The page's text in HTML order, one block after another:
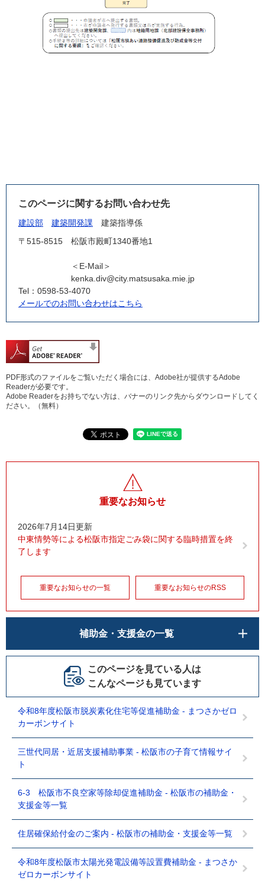
このページに関するお問い合わせ先
建設部 建築開発課
建築指導係
〒515-8515
松阪市殿町1340番地1
＜E-Mail＞
kenka.div@city.matsusaka.mie.jp
Tel：0598-53-4070
メールでのお問い合わせはこちら
PDF形式のファイルをご覧いただく場合には、Adobe社が提供するAdobe
Readerが必要です。
Adobe Readerをお持ちでない方は、バナーのリンク先からダウンロードしてく
ださい。（無料）
重要なお知らせ
2026年7月14日更新
中東情勢等による松阪市指定ごみ袋に関する臨時措置を終
了します
重要なお知らせの一覧 重要なお知らせのRSS
補助金・支援金の一覧
このページを見ている人は
こんなページも見ています
令和8年度松阪市脱炭素化住宅等促進補助金 - まつさかゼロ
カーボンサイト
三世代同居・近居支援補助事業 - 松阪市の子育て情報サイ
ト
6-3 松阪市不良空家等除却促進補助金 - 松阪市の補助金・
支援金等一覧
住居確保給付金のご案内 - 松阪市の補助金・支援金等一覧
令和8年度松阪市太陽光発電設備等設置費補助金 - まつさか
ゼロカーボンサイト